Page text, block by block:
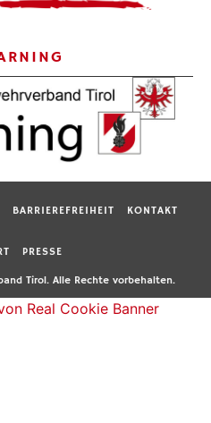
BARRIEREFREIHEIT KONTAKT
PRESSE
Tirol. Alle Rechte vorbehalten.
Real Cookie Banner